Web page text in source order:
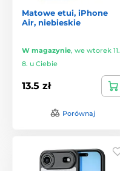
Matowe etui, iPhone
Air, niebieskie
W magazynie, we wtorek 11.
8. u Ciebie
13.5 zł
Porównaj